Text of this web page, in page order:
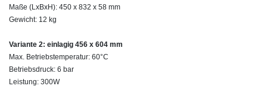
Maße (LxBxH): 450 x 832 x 58 mm
Gewicht: 12 kg
Variante 2: einlagig 456 x 604 mm
Max. Betriebstemperatur: 60°C
Betriebsdruck: 6 bar
Leistung: 300W